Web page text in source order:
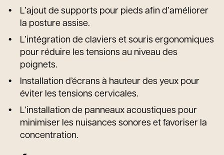
L’ajout de supports pour pieds afin d’améliorer
la posture assise.
L’intégration de claviers et souris ergonomiques
pour réduire les tensions au niveau des
poignets.
Installation d’écrans à hauteur des yeux pour
éviter les tensions cervicales.
L’installation de panneaux acoustiques pour
minimiser les nuisances sonores et favoriser la
concentration.